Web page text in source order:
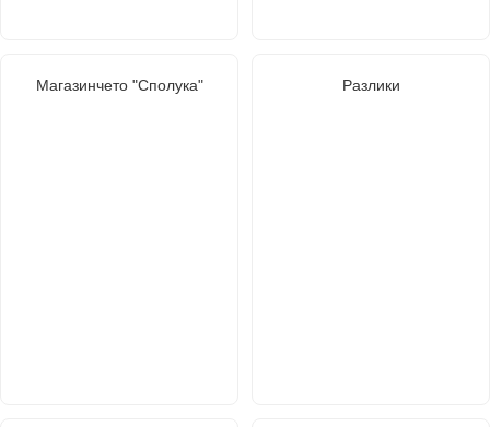
Магазинчето "Сполука" Разлики